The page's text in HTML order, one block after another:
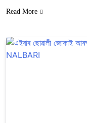
Read More